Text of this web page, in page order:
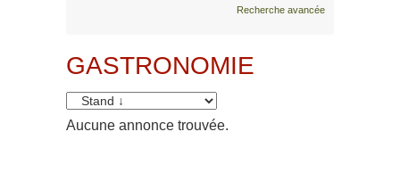
Recherche avancée
GASTRONOMIE
Aucune annonce trouvée.